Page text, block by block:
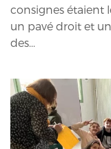
consignes étaient
un pavé droit et
des...